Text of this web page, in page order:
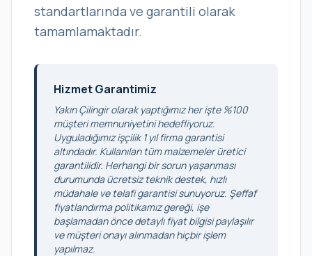
standartlarında ve garantili olarak
tamamlamaktadır.
Hizmet Garantimiz
Yakın Çilingir olarak yaptığımız her işte %100
müşteri memnuniyetini hedefliyoruz.
Uyguladığımız işçilik 1 yıl firma garantisi
altındadır. Kullanılan tüm malzemeler üretici
garantilidir. Herhangi bir sorun yaşanması
durumunda ücretsiz teknik destek, hızlı
müdahale ve telafi garantisi sunuyoruz. Şeffaf
fiyatlandırma politikamız gereği, işe
başlamadan önce detaylı fiyat bilgisi paylaşılır
ve müşteri onayı alınmadan hiçbir işlem
yapılmaz.